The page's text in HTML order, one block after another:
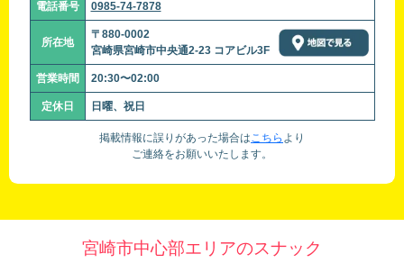
電話番号 0985-74-7878
所在地
〒880-0002
宮崎県宮崎市中央通2-23 コアビル3F
営業時間 20:30〜02:00
定休日 日曜、祝日
掲載情報に誤りがあった場合はこちら より
ご連絡をお願いいたします。
宮崎市中心部エリアのスナック